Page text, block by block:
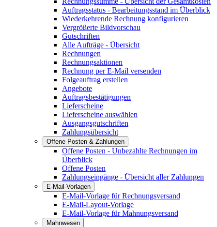
Auftragsstatus - Bearbeitungsstand im Überblick
Wiederkehrende Rechnung konfigurieren
Vergrößerte Bildvorschau
Gutschriften
Alle Aufträge - Übersicht
Rechnungen
Rechnungsaktionen
Rechnung per E-Mail versenden
Folgeauftrag erstellen
Angebote
Auftragsbestätigungen
Lieferscheine
Lieferscheine auswählen
Ausgangsgutschriften
Zahlungsübersicht
Offene Posten & Zahlungen
Offene Posten - Unbezahlte Rechnungen im
Überblick
Offene Posten
Zahlungseingänge - Übersicht aller Zahlungen
E-Mail-Vorlagen
E-Mail-Vorlage für Rechnungsversand
E-Mail-Layout-Vorlage
E-Mail-Vorlage für Mahnungsversand
Mahnwesen